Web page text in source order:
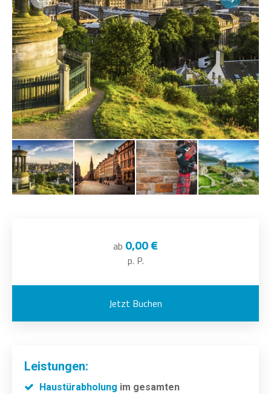
ab 0,00 €
p. P.
Jetzt Buchen
Leistungen:
Haustürabholung im gesamten